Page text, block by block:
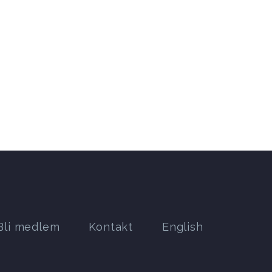
medlem Kontakt English